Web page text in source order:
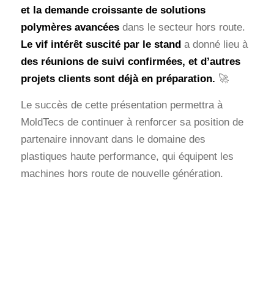
et la demande croissante de solutions
polymères avancéesdans le secteur hors route.
Le vif intérêt suscité par le stand a donné lieu à
des réunions de suivi confirmées, et d’autres
projets clients sont déjà en préparation. 🚀
Le succès de cette présentation permettra à
MoldTecs de continuer à renforcer sa position de
partenaire innovant dans le domaine des
plastiques haute performance, qui équipent les
machines hors route de nouvelle génération.